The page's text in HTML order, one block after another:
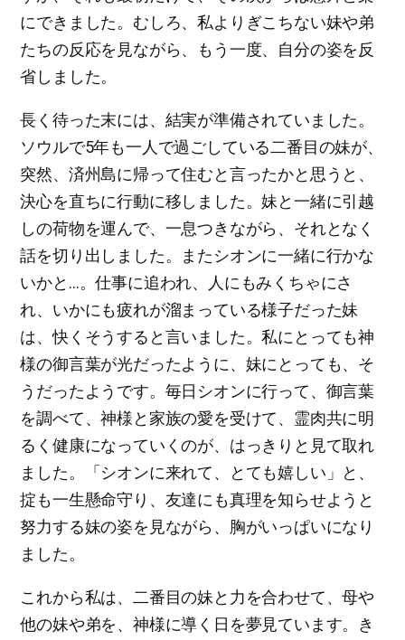
にできました。むしろ、私よりぎこちない妹や弟
たちの反応を見ながら、もう一度、自分の姿を反
省しました。
長く待った末には、結実が準備されていました。
ソウルで5年も一人で過ごしている二番目の妹が、
突然、済州島に帰って住むと言ったかと思うと、
決心を直ちに行動に移しました。妹と一緒に引越
しの荷物を運んで、一息つきながら、それとなく
話を切り出しました。またシオンに一緒に行かな
いかと…。仕事に追われ、人にもみくちゃにさ
れ、いかにも疲れが溜まっている様子だった妹
は、快くそうすると言いました。私にとっても神
様の御言葉が光だったように、妹にとっても、そ
うだったようです。毎日シオンに行って、御言葉
を調べて、神様と家族の愛を受けて、霊肉共に明
るく健康になっていくのが、はっきりと見て取れ
ました。「シオンに来れて、とても嬉しい」と、
掟も一生懸命守り、友達にも真理を知らせようと
努力する妹の姿を見ながら、胸がいっぱいになり
ました。
これから私は、二番目の妹と力を合わせて、母や
他の妹や弟を、神様に導く日を夢見ています。き